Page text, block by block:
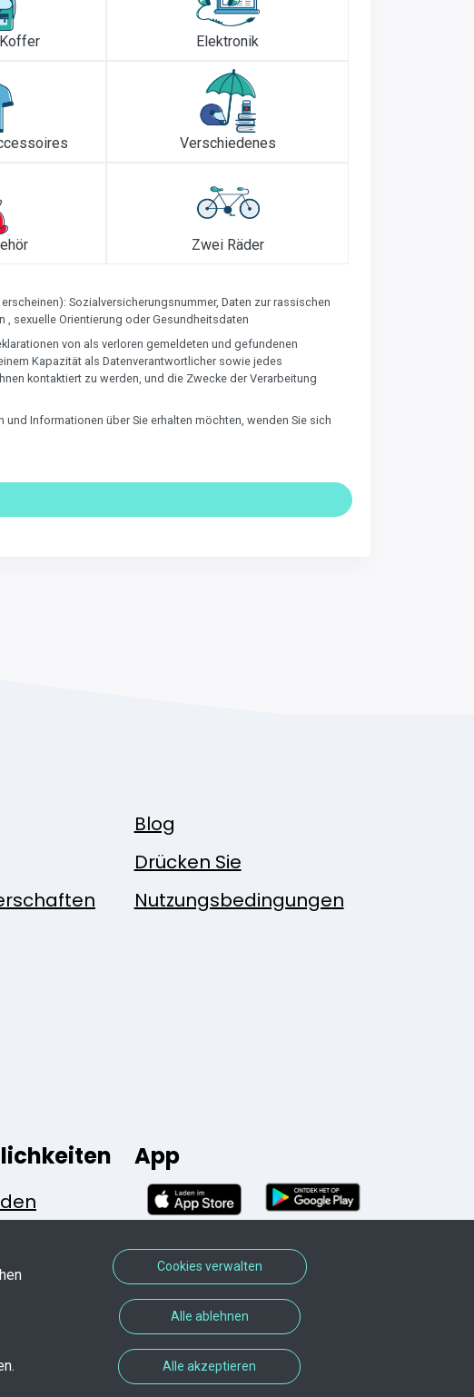
Elektronik
Verschiedenes
Zwei Räder
Sozialversicherungsnummer, Daten zur rassischen
sexuelle Orientierung oder Gesundheitsdaten
von als verloren gemeldeten und gefundenen
Kapazität als Datenverantwortlicher sowie jedes
kontaktiert zu werden, und die Zwecke der Verarbeitung
Informationen über Sie erhalten möchten, wenden Sie sich
Blog
Drücken Sie
Nutzungsbedingungen
App
Cookies verwalten
Alle ablehnen
Alle akzeptieren